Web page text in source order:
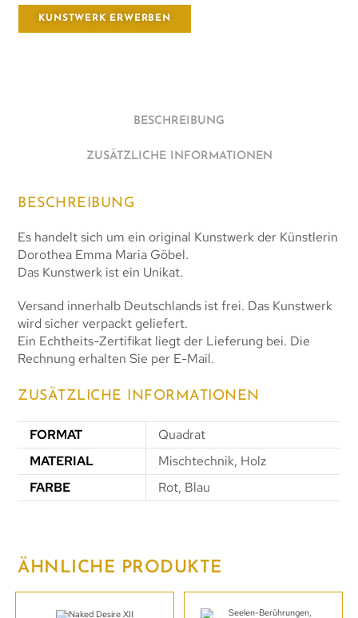
KUNSTWERK ERWERBEN
BESCHREIBUNG
ZUSÄTZLICHE INFORMATIONEN
BESCHREIBUNG
Es handelt sich um ein original Kunstwerk der Künstlerin
Dorothea Emma Maria Göbel.
Das Kunstwerk ist ein Unikat.
Versand innerhalb Deutschlands ist frei. Das Kunstwerk
wird sicher verpackt geliefert.
Ein Echtheits-Zertifikat liegt der Lieferung bei. Die
Rechnung erhalten Sie per E-Mail.
ZUSÄTZLICHE INFORMATIONEN
FORMAT
Quadrat
MATERIAL
Mischtechnik, Holz
FARBE
Rot, Blau
ÄHNLICHE PRODUKTE